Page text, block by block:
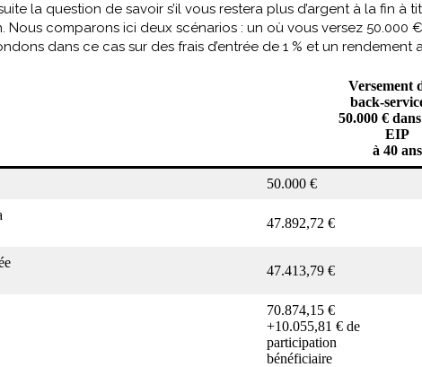
la question de savoir s’il vous restera plus d’argent à la fin à
Nous comparons ici deux scénarios : un où vous versez
dans ce cas sur des frais d’entrée de 1 % et un rendement
Versement
back-
50.000 €
EIP
à 40 ans
50.000 €
47.892,72 €
47.413,79 €
70.874,15 €
+10.055,81 € de
participation
bénéficiaire